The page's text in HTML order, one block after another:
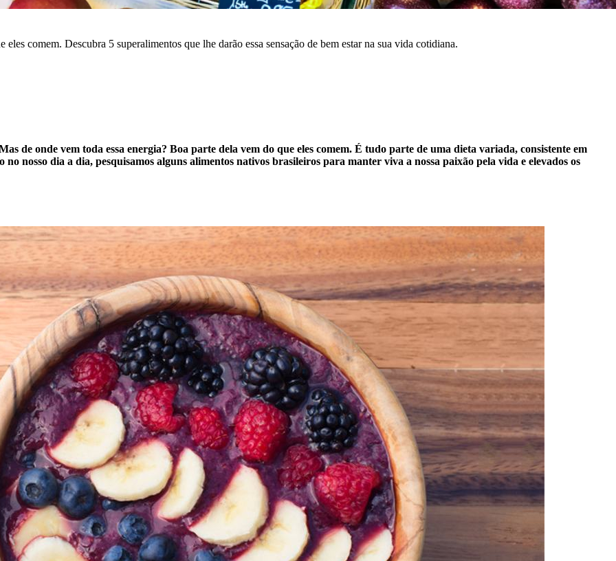
comem. Descubra 5 superalimentos que lhe darão essa sensação de bem estar na sua vida cotidiana.
de onde vem toda essa energia? Boa parte dela vem do que eles comem. É tudo parte de uma dieta variada, consistente em
nosso dia a dia, pesquisamos alguns alimentos nativos brasileiros para manter viva a nossa paixão pela vida e elevados os